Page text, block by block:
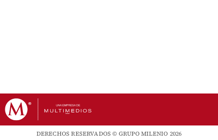
DERECHOS RESERVADOS © GRUPO MILENIO 2026